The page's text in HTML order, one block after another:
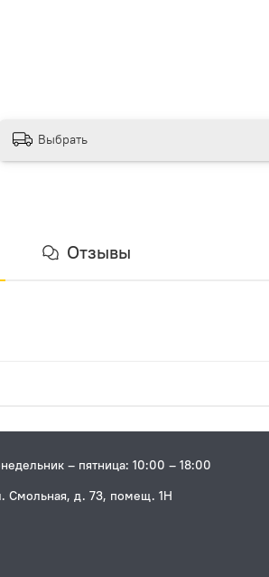
Выбрать
Отзывы
– пятница: 10:00 – 18:00
Смольная, д. 73, помещ. 1Н